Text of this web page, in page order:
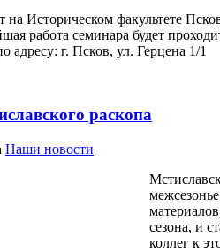
Историческом факультете
работа семинара будет
адресу: г. Псков, ул. Герцена 1/1
раскопа
Наши новости
сезона, и
коллег к